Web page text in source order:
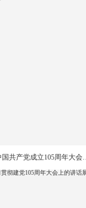
庆祝中国共